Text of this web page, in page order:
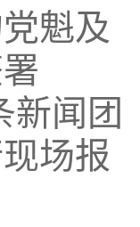
魁及
新闻团
场报